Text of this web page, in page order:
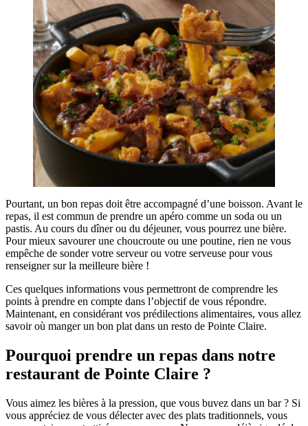
Pourtant, un bon repas doit être accompagné d’une boisson. Avant le
repas, il est commun de prendre un apéro comme un soda ou un
pastis. Au cours du dîner ou du déjeuner, vous pourrez une bière.
Pour mieux savourer une choucroute ou une poutine, rien ne vous
empêche de sonder votre serveur ou votre serveuse pour vous
renseigner sur la meilleure bière !
Ces quelques informations vous permettront de comprendre les
points à prendre en compte dans l’objectif de vous répondre.
Maintenant, en considérant vos prédilections alimentaires, vous allez
savoir où manger un bon plat dans un resto de Pointe Claire.
Pourquoi prendre un repas dans notre
restaurant de Pointe Claire ?
Vous aimez les bières à la pression, que vous buvez dans un bar ? Si
vous appréciez de vous délecter avec des plats traditionnels, vous